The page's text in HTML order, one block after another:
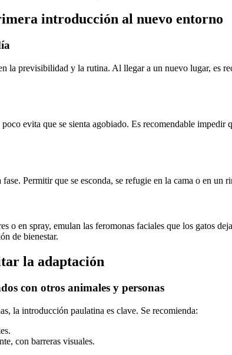
introducción al nuevo entorno
la previsibilidad y la rutina. Al llegar a un nuevo lugar, es
evita que se sienta agobiado. Es recomendable impedir
Permitir que se esconda, se refugie en la cama o en un
o en spray, emulan las feromonas faciales que los gatos
de bienestar.
la adaptación
con otros animales y personas
la introducción paulatina es clave. Se recomienda:
con barreras visuales.